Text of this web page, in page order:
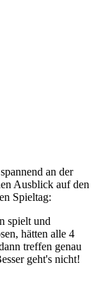
an der
Ausblick auf den
Spieltag:
spielt und
hätten alle 4
treffen genau
geht's nicht!